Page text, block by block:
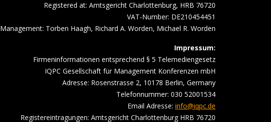
Registered at: Amtsgericht Charlottenburg, HRB 76720
VAT-Number: DE210454451
Management: Torben Haagh, Richard A. Worden, Michael R. Worden
Impressum:
Firmeninformationen entsprechend § 5 Telemediengesetz
IQPC Gesellschaft für Management Konferenzen mbH
Adresse: Rosenstrasse 2, 10178 Berlin, Germany
Telefonnummer: 030 52001534
Email Adresse: info@iqpc.de
Registereintragungen: Amtsgericht Charlottenburg HRB 76720